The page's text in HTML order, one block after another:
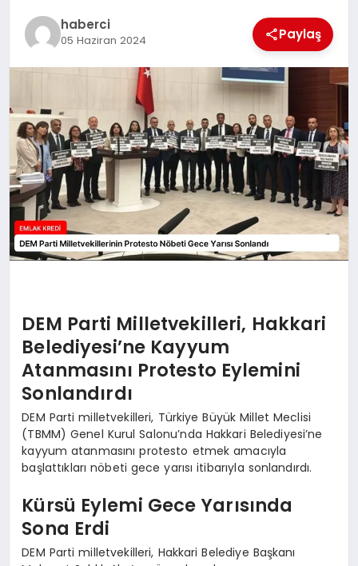
haberci
05 Haziran 2024 Paylaş
DEM Parti Milletvekilleri, Hakkari
Belediyesi’ne Kayyum
Atanmasını Protesto Eylemini
Sonlandırdı
DEM Parti milletvekilleri, Türkiye Büyük Millet Meclisi
(TBMM) Genel Kurul Salonu’nda Hakkari Belediyesi’ne
kayyum atanmasını protesto etmek amacıyla
başlattıkları nöbeti gece yarısı itibarıyla sonlandırdı.
Kürsü Eylemi Gece Yarısında
Sona Erdi
DEM Parti milletvekilleri, Hakkari Belediye Başkanı